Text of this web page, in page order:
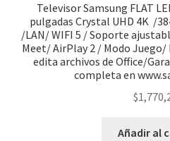
Televisor Samsung FLAT
pulgadas Crystal UHD 4K /
/LAN/ WIFI 5 / Soporte
Meet/ AirPlay 2 / Modo Juego/
edita archivos de Office/
completa en
$
Añadir al